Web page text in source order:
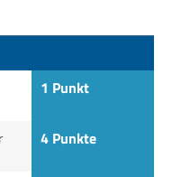
1 Punkt
4 Punkte